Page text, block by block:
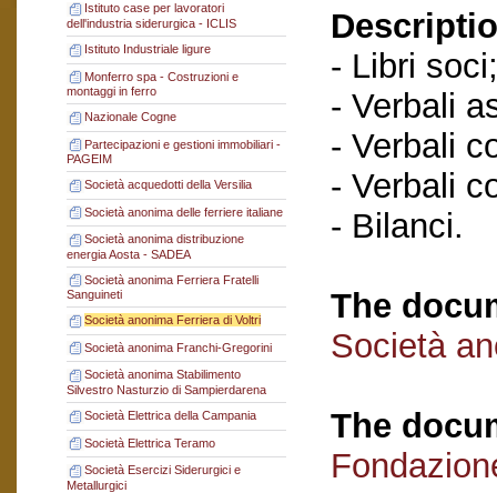
Istituto case per lavoratori
dell'industria siderurgica - ICLIS
Istituto Industriale ligure
Monferro spa - Costruzioni e
montaggi in ferro
Nazionale Cogne
Partecipazioni e gestioni immobiliari -
PAGEIM
Società acquedotti della Versilia
Società anonima delle ferriere italiane
Società anonima distribuzione
energia Aosta - SADEA
Società anonima Ferriera Fratelli
Sanguineti
Società anonima Ferriera di Voltri
Società anonima Franchi-Gregorini
Società anonima Stabilimento
Silvestro Nasturzio di Sampierdarena
Società Elettrica della Campania
Società Elettrica Teramo
Società Esercizi Siderurgici e
Metallurgici
- Libri soci;
- Verbali
- Verbali
- Verbali
- Bilanci.
The
Società
The